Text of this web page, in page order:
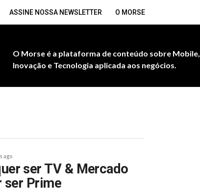
ASSINE NOSSA NEWSLETTER O MORSE
O Morse é a plataforma de conteúdo sobre Mobile,
Inovação e Tecnologia aplicada aos negócios.
ago
ser TV & Mercado
ser Prime